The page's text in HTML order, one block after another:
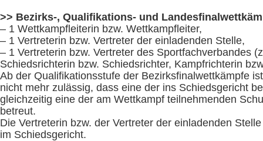
>> Bezirks-, Qualifikations- und
– 1 Wettkampfleiterin bzw. Wettkampfleiter,
– 1 Vertreterin bzw. Vertreter der einladenden Stelle,
– 1 Vertreterin bzw. Vertreter des Sportfachverbandes
Schiedsrichterin bzw. Schiedsrichter, Kampfrichterin
Ab der Qualifikationsstufe der Bezirksfinalwettkämpfe
nicht mehr zulässig, dass eine der ins Schiedsgericht
gleichzeitig eine der am Wettkampf teilnehmenden
betreut.
Die Vertreterin bzw. der Vertreter der einladenden
im Schiedsgericht.